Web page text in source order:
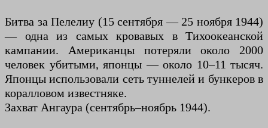
Битва за Пелелиу (15 сентября — 25 ноября 1944)
— одна из самых кровавых в Тихоокеанской
кампании. Американцы потеряли около 2000
человек убитыми, японцы — около 10–11 тысяч.
Японцы использовали сеть туннелей и бункеров в
коралловом известняке.
Захват Ангаура (сентябрь–ноябрь 1944).